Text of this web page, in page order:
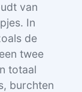
van
In
de
twee
totaal
burchten